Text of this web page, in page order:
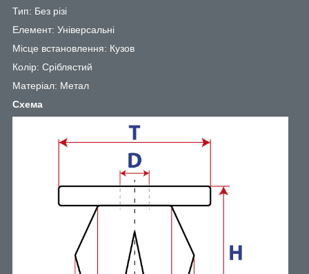
Тип: Без різі
Елемент: Універсальні
Місце встановлення: Кузов
Колір: Сріблястий
Матеріал: Метал
Схема